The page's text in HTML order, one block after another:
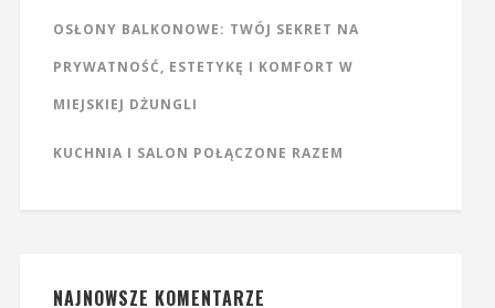
OSŁONY BALKONOWE: TWÓJ SEKRET NA
PRYWATNOŚĆ, ESTETYKĘ I KOMFORT W
MIEJSKIEJ DŻUNGLI
KUCHNIA I SALON POŁĄCZONE RAZEM
NAJNOWSZE KOMENTARZE